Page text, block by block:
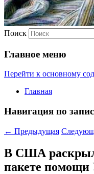
Поиск
Главное меню
Перейти к основному
Главная
Навигация по
← Предыдущая
В США
пакете помощи